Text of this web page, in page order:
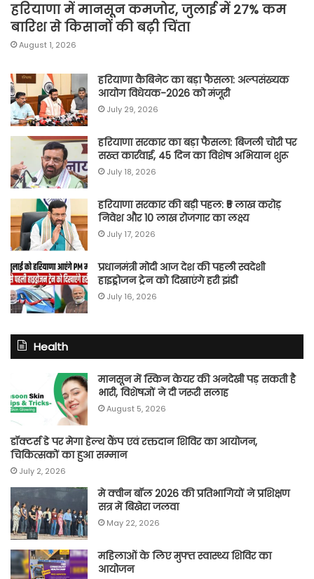
हरियाणा में मानसून कमजोर, जुलाई में 27% कम
बारिश से किसानों की बढ़ी चिंता
August 1, 2026
हरियाणा कैबिनेट का बड़ा फैसला: अल्पसंख्यक
आयोग विधेयक-2026 को मंजूरी
July 29, 2026
हरियाणा सरकार का बड़ा फैसला: बिजली चोरी पर
सख्त कार्रवाई, 45 दिन का विशेष अभियान शुरू
July 18, 2026
हरियाणा सरकार की बड़ी पहल: ₹5 लाख करोड़
निवेश और 10 लाख रोजगार का लक्ष्य
July 17, 2026
प्रधानमंत्री मोदी आज देश की पहली स्वदेशी
हाइड्रोजन ट्रेन को दिखाएंगे हरी झंडी
July 16, 2026
Health
मानसून में स्किन केयर की अनदेखी पड़ सकती है
भारी, विशेषज्ञों ने दी जरूरी सलाह
August 5, 2026
डॉक्टर्स डे पर मेगा हेल्थ कैंप एवं रक्तदान शिविर का आयोजन,
चिकित्सकों का हुआ सम्मान
July 2, 2026
मे क्वीन बॉल 2026 की प्रतिभागियों ने प्रशिक्षण
सत्र में बिखेरा जलवा
May 22, 2026
महिलाओं के लिए मुफ्त स्वास्थ्य शिविर का
आयोजन